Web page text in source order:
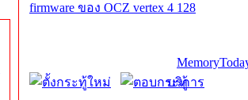
firmware ของ OCZ vertex 4 128
บริการ